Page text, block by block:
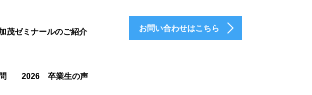
茂ゼミナールのご紹介
2026 卒業生の声
お問い合わせはこちら